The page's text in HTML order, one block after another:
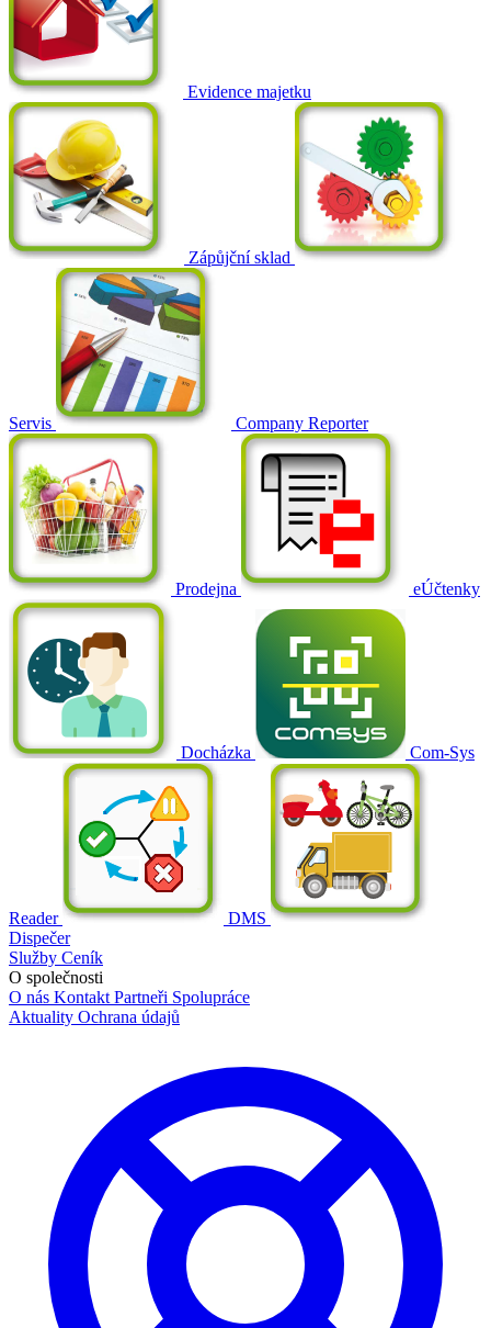
Evidence majetku
Zápůjční sklad
Servis Company Reporter
Prodejna eÚčtenky
Docházka Com-Sys
Reader
DMS
Dispečer
Služby Ceník
O společnosti
O nás Kontakt Partneři Spolupráce
Aktuality Ochrana údajů